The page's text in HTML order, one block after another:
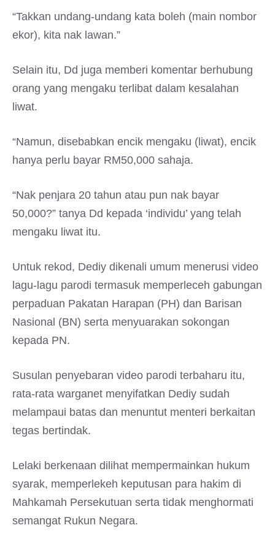
“Takkan undang-undang kata boleh (main nombor
ekor), kita nak lawan.”
Selain itu, Dd juga memberi komentar berhubung
orang yang mengaku terlibat dalam kesalahan
liwat.
“Namun, disebabkan encik mengaku (liwat), encik
hanya perlu bayar RM50,000 sahaja.
“Nak penjara 20 tahun atau pun nak bayar
50,000?” tanya Dd kepada ‘individu’ yang telah
mengaku liwat itu.
Untuk rekod, Dediy dikenali umum menerusi video
lagu-lagu parodi termasuk memperleceh gabungan
perpaduan Pakatan Harapan (PH) dan Barisan
Nasional (BN) serta menyuarakan sokongan
kepada PN.
Susulan penyebaran video parodi terbaharu itu,
rata-rata warganet menyifatkan Dediy sudah
melampaui batas dan menuntut menteri berkaitan
tegas bertindak.
Lelaki berkenaan dilihat mempermainkan hukum
syarak, memperlekeh keputusan para hakim di
Mahkamah Persekutuan serta tidak menghormati
semangat Rukun Negara.